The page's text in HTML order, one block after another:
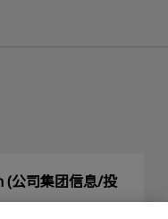
公司集团信息/投